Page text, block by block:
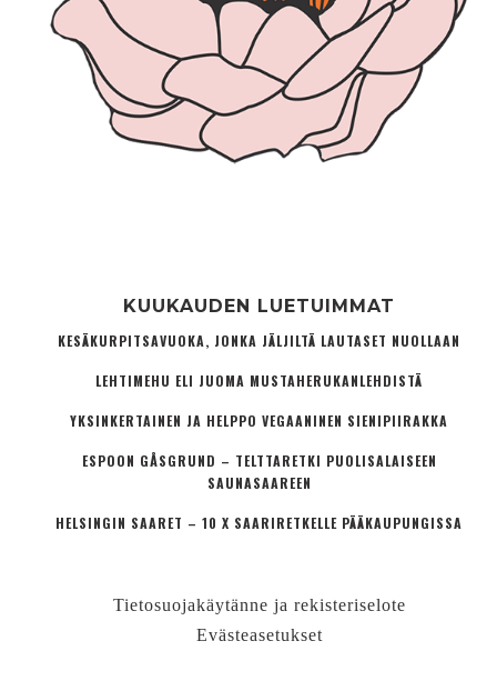
KUUKAUDEN LUETUIMMAT
KESÄKURPITSAVUOKA, JONKA JÄLJILTÄ LAUTASET NUOLLAAN
LEHTIMEHU ELI JUOMA MUSTAHERUKANLEHDISTÄ
YKSINKERTAINEN JA HELPPO VEGAANINEN SIENIPIIRAKKA
ESPOON GÅSGRUND – TELTTARETKI PUOLISALAISEEN
SAUNASAAREEN
HELSINGIN SAARET – 10 X SAARIRETKELLE PÄÄKAUPUNGISSA
Tietosuojakäytänne ja rekisteriselote
Evästeasetukset